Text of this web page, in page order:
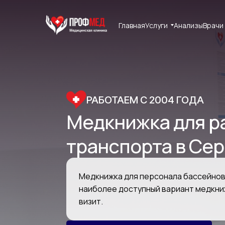
ГлавнаяУслуги АнализыВрачи
ГлавнаяУслуги АнализыВрачи
РАБОТАЕМ С 2004 ГОДА
Медкнижка для
транспорта в
Медкнижка для персонала
наиболее доступный вариант
визит.